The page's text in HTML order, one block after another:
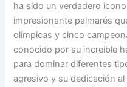
ha sido un verdadero
impresionante palmarés
olímpicas y cinco
conocido por su increíble
para dominar diferentes
agresivo y su dedicación